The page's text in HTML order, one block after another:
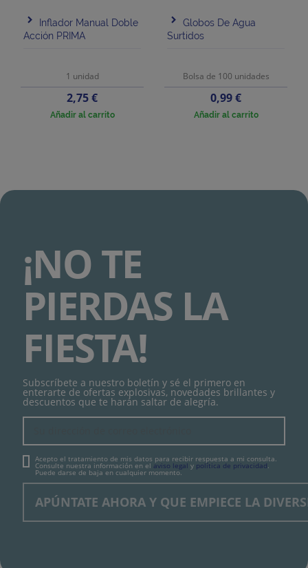
Inflador Manual Doble
Acción PRIMA
1 unidad
Precio
2,75 €
Añadir al carrito
Globos De Agua
Surtidos
Bolsa de 100 unidades
Precio
0,99 €
Añadir al carrito
¡NO TE
PIERDAS LA
FIESTA!
Subscríbete a nuestro boletín y sé el primero en
enterarte de ofertas explosivas, novedades brillantes y
descuentos que te harán saltar de alegría.
Acepto el tratamiento de mis datos para recibir respuesta a mi consulta.
Consulte nuestra información en el aviso legal y política de privacidad
Puede darse de baja en cualquier momento.